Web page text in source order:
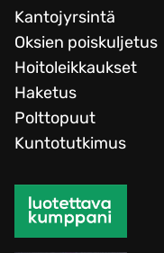
Kantojyrsintä
Oksien poiskuljetus
Hoitoleikkaukset
Haketus
Polttopuut
Kuntotutkimus